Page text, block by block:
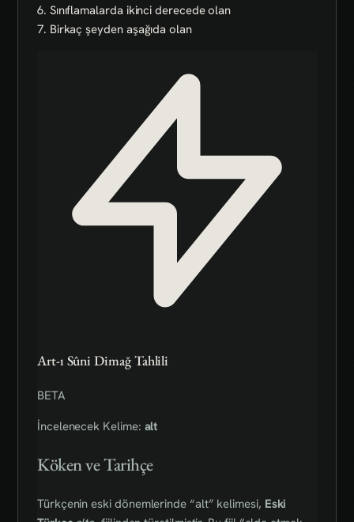
6. Sınıflamalarda ikinci derecede olan
7. Birkaç şeyden aşağıda olan
Art-ı Sûni Dimağ Tahlili
BETA
İncelenecek Kelime: alt
Köken ve Tarihçe
Türkçenin eski dönemlerinde “alt” kelimesi, Eski